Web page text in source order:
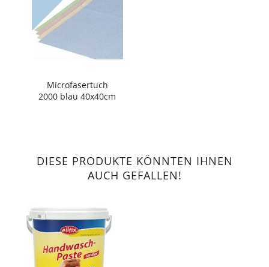
Microfasertuch
2000 blau 40x40cm
DIESE PRODUKTE KÖNNTEN IHNEN
AUCH GEFALLEN!